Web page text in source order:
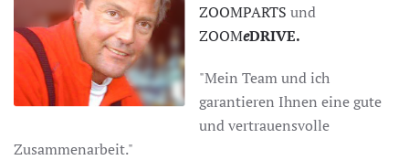
ZOOMPARTS und
ZOOMeDRIVE.
"Mein Team und ich
garantieren Ihnen eine gute
und vertrauensvolle
Zusammenarbeit."